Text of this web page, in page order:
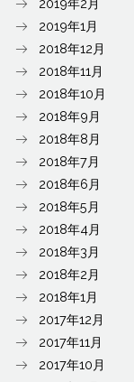
2019年2月
2019年1月
2018年12月
2018年11月
2018年10月
2018年9月
2018年8月
2018年7月
2018年6月
2018年5月
2018年4月
2018年3月
2018年2月
2018年1月
2017年12月
2017年11月
2017年10月